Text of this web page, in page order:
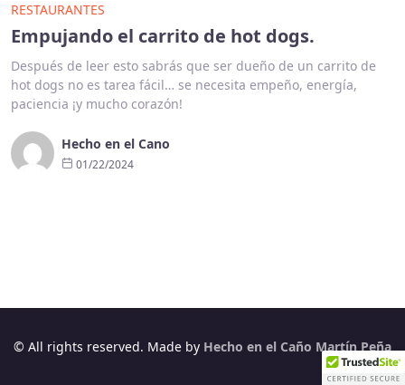
RESTAURANTES
Empujando el carrito de hot dogs.
Después de leer esto sabrás que ser dueño de un carrito de
hot dogs no es tarea fácil… se necesita empeño, energía,
paciencia ¡y mucho corazón!
Hecho en el Cano
01/22/2024
© All rights reserved. Made by Hecho en el Caño Martín Peña